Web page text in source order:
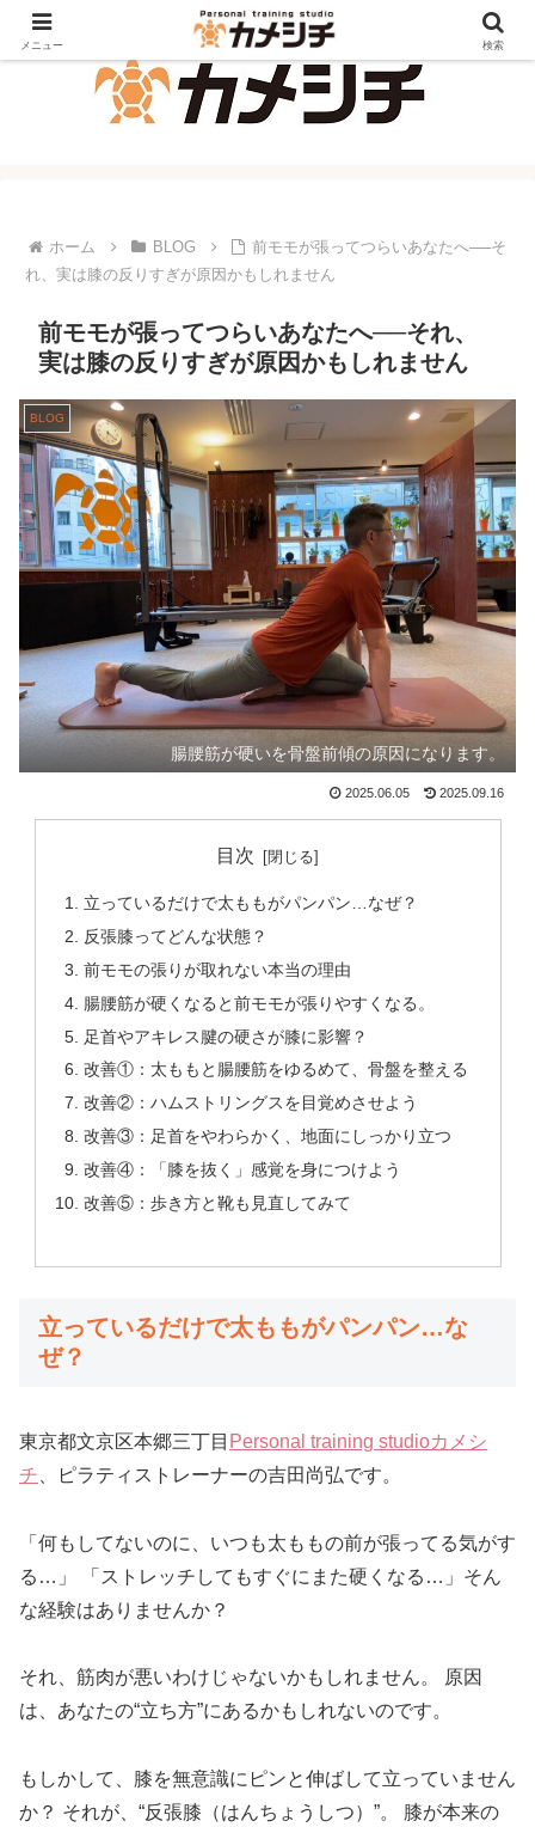
ホーム BLOG
前モモが張ってつらいあなたへ──そ
れ、実は膝の反りすぎが原因かもしれません
前モモが張ってつらいあなたへ──それ、
実は膝の反りすぎが原因かもしれません
BLOG
腸腰筋が硬いを骨盤前傾の原因になります。
2025.06.05 2025.09.16
目次
立っているだけで太ももがパンパン…なぜ？
反張膝ってどんな状態？
前モモの張りが取れない本当の理由
腸腰筋が硬くなると前モモが張りやすくなる。
足首やアキレス腱の硬さが膝に影響？
改善①：太ももと腸腰筋をゆるめて、骨盤を整える
改善②：ハムストリングスを目覚めさせよう
改善③：足首をやわらかく、地面にしっかり立つ
改善④：「膝を抜く」感覚を身につけよう
改善⑤：歩き方と靴も見直してみて
立っているだけで太ももがパンパン…な
ぜ？
東京都文京区本郷三丁目 Personal training studioカメシ
チ 、ピラティストレーナーの吉田尚弘です。
「何もしてないのに、いつも太ももの前が張ってる気がす
る…」 「ストレッチしてもすぐにまた硬くなる…」そん
な経験はありませんか？
それ、筋肉が悪いわけじゃないかもしれません。 原因
は、あなたの“立ち方”にあるかもしれないのです。
もしかして、膝を無意識にピンと伸ばして立っていません
か？ それが、“反張膝（はんちょうしつ）”。 膝が本来の
メニュー 検索